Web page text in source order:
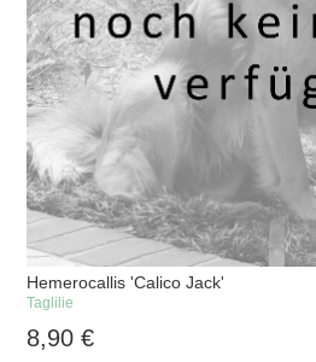
Hemerocallis 'Calico Jack'
Taglilie
8,90€